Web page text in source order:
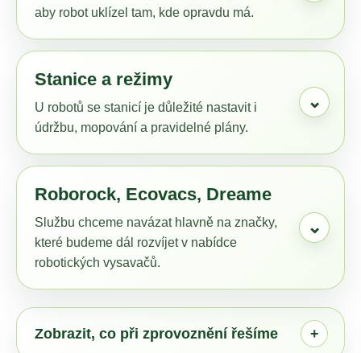
aby robot uklízel tam, kde opravdu má.
Stanice a režimy
U robotů se stanicí je důležité nastavit i
údržbu, mopování a pravidelné plány.
⌄
Roborock, Ecovacs, Dreame
Službu chceme navázat hlavně na značky,
které budeme dál rozvíjet v nabídce
robotických vysavačů.
⌄
Zobrazit, co při zprovoznění řešíme
t
?
HLEDAT
r
č
j